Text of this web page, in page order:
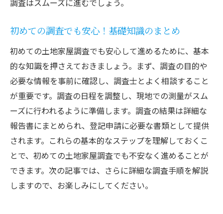
初めての調査でも安心！基礎知識のまとめ
初めての土地家屋調査でも安心して進めるために、基本
的な知識を押さえておきましょう。まず、調査の目的や
必要な情報を事前に確認し、調査士とよく相談すること
が重要です。調査の日程を調整し、現地での測量がスム
ーズに行われるように準備します。調査の結果は詳細な
報告書にまとめられ、登記申請に必要な書類として提供
されます。これらの基本的なステップを理解しておくこ
とで、初めての土地家屋調査でも不安なく進めることが
できます。次の記事では、さらに詳細な調査手順を解説
しますので、お楽しみにしてください。